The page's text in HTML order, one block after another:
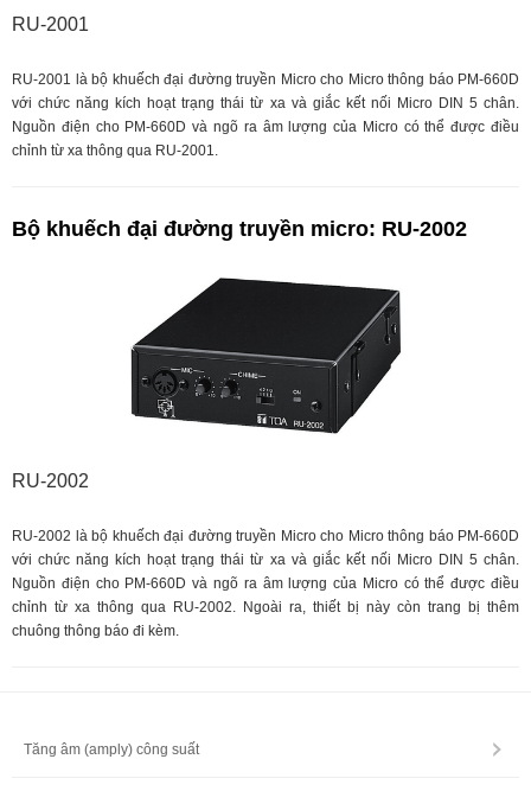
RU-2001
RU-2001 là bộ khuếch đại đường truyền Micro cho Micro thông báo PM-660D
với chức năng kích hoạt trạng thái từ xa và giắc kết nối Micro DIN 5 chân.
Nguồn điện cho PM-660D và ngõ ra âm lượng của Micro có thể được điều
chỉnh từ xa thông qua RU-2001.
Bộ khuếch đại đường truyền micro: RU-2002
RU-2002
RU-2002 là bộ khuếch đại đường truyền Micro cho Micro thông báo PM-660D
với chức năng kích hoạt trạng thái từ xa và giắc kết nối Micro DIN 5 chân.
Nguồn điện cho PM-660D và ngõ ra âm lượng của Micro có thể được điều
chỉnh từ xa thông qua RU-2002. Ngoài ra, thiết bị này còn trang bị thêm
chuông thông báo đi kèm.
Tăng âm (amply) công suất